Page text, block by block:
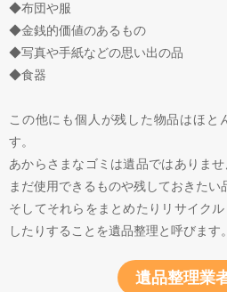
◆布団や服
◆金銭的価値のあるもの
◆写真や手紙などの思い出の品
◆食器
この他にも個人が残した物品はほと
す。
あからさまなゴミは遺品ではありま
まだ使用できるものや残しておきたい
そしてそれらをまとめたりリサイク
したりすることを遺品整理と呼びます。
遺品整理業